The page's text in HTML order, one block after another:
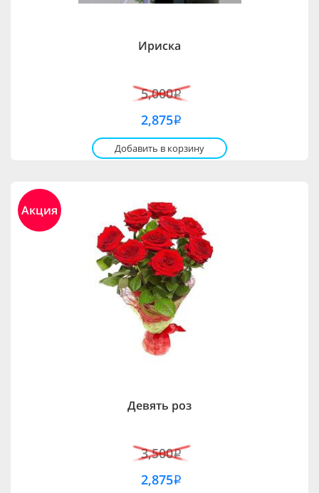
Ириска
5,000i
2,875i
Добавить в корзину
Акция
Девять роз
3,500i
2,875i